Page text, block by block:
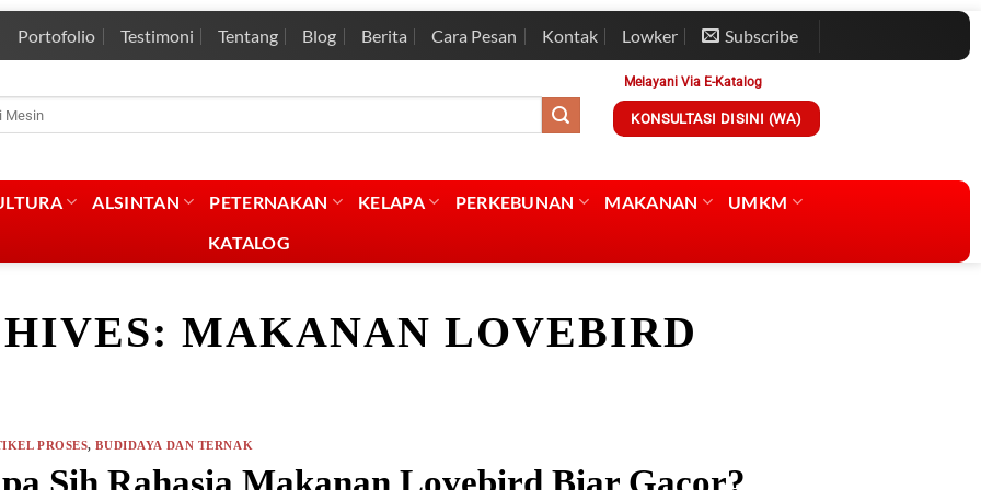
Portofolio Testimoni Tentang Blog Berita Cara Pesan Kontak Lowker Subscribe
Melayani Via E-Katalog
KONSULTASI DISINI (WA)
ALSINTAN PETERNAKAN KELAPA PERKEBUNAN MAKANAN
UMKM
KATALOG
MAKANAN LOVEBIRD
PROSES,BUDIDAYA DAN TERNAK
Sih Rahasia Makanan Lovebird Biar Gacor?